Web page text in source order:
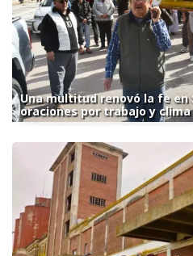
Una multitud renovó la fe en
oraciones por trabajo y